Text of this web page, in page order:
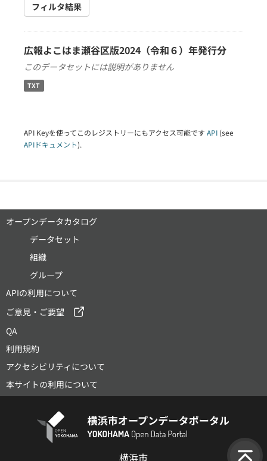
フィルタ結果
広報よこはま瀬谷区版2024（令和６）年発行分
このデータセットには説明がありません
TXT
API Keyを使ってこのレジストリーにもアクセス可能です API (see
APIドキュメント).
オープンデータカタログ
データセット
組織
グループ
APIの利用について
ご意見・ご要望
QA
利用規約
アクセシビリティについて
本サイトの利用について
横浜市